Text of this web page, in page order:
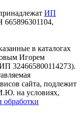
ИП
в каталогах
Игорем
324665800114273).
сайта, подлежит
на условиях,